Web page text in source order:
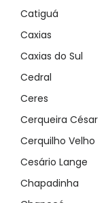
Catiguá
Caxias
Caxias do Sul
Cedral
Ceres
Cerqueira César
Cerquilho Velho
Cesário Lange
Chapadinha